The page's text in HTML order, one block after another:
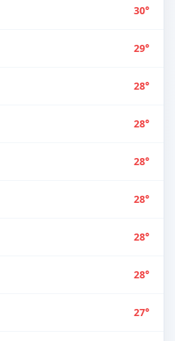
30°
29°
28°
28°
28°
28°
28°
28°
27°